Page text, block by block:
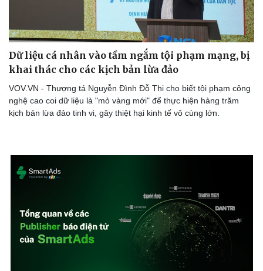
Doanh nghiệp
Thông tin doanh nghiệp
Doanh nghiệp 24h
Doanh nhân
Vì cộng đồng
Công nghệ
Sành điệu
Tin Công nghệ
Trải nghiệm
Chuyển đổi số
Dữ liệu cá nhân vào tầm ngắm tội phạm mạng, bị
khai thác cho các kịch bản lừa đảo
VOV.VN - Thượng tá Nguyễn Đình Đỗ Thi cho biết tội phạm công
nghệ cao coi dữ liệu là "mỏ vàng mới" để thực hiện hàng trăm
kịch bản lừa đảo tinh vi, gây thiệt hại kinh tế vô cùng lớn.